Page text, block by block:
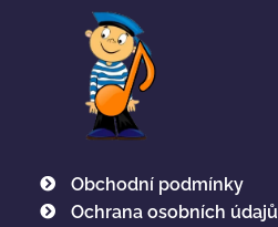
Obchodní podmínky
Ochrana osobních údajů